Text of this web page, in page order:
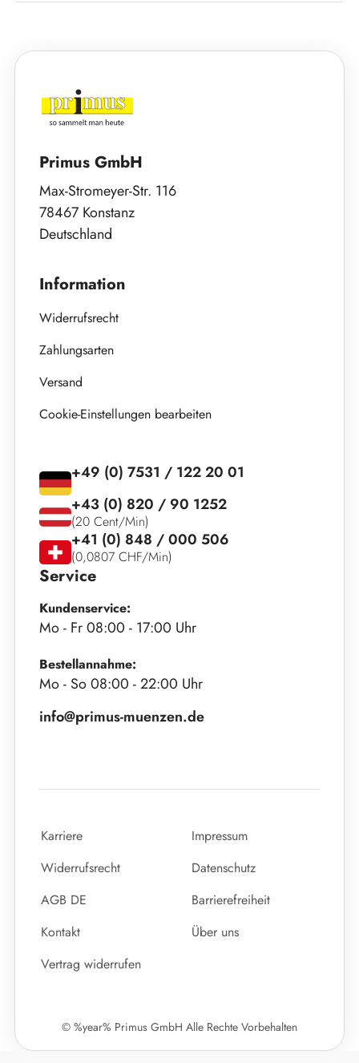
Primus GmbH
Max-Stromeyer-Str. 116
78467 Konstanz
Deutschland
Information
Widerrufsrecht
Zahlungsarten
Versand
Cookie-Einstellungen bearbeiten
Service
Kundenservice:
Mo - Fr 08:00 - 17:00 Uhr
Bestellannahme:
Mo - So 08:00 - 22:00 Uhr
info@primus-muenzen.de
+49 (0) 7531 / 122 20 01
+43 (0) 820 / 90 1252
(20 Cent/Min)
+41 (0) 848 / 000 506
(0,0807 CHF/Min)
Karriere
Impressum
Widerrufsrecht
Datenschutz
AGB DE
Barrierefreiheit
Kontakt
Über uns
Vertrag widerrufen
© %year% Primus GmbH Alle Rechte Vorbehalten